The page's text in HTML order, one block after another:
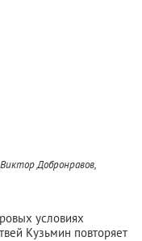
Добронравов,
условиях
Кузьмин повторяет